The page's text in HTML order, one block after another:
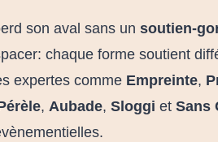
son aval sans un soutien-
chaque forme soutient
expertes comme Empreinte,
, Aubade, Sloggi et Sans